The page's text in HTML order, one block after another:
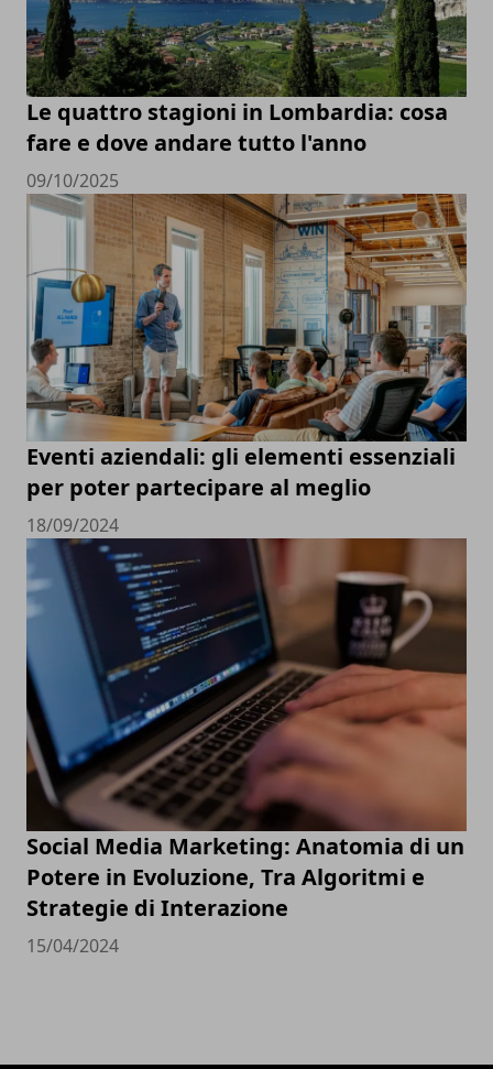
Le quattro stagioni in Lombardia: cosa
fare e dove andare tutto l'anno
09/10/2025
Eventi aziendali: gli elementi essenziali
per poter partecipare al meglio
18/09/2024
Social Media Marketing: Anatomia di un
Potere in Evoluzione, Tra Algoritmi e
Strategie di Interazione
15/04/2024